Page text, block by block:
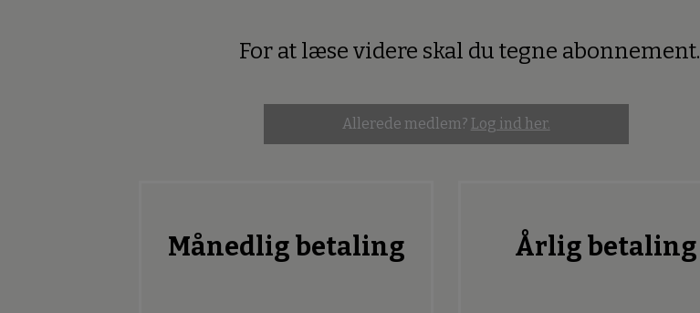
PremiumFor at læse videre skal du tegne abonnement.
Allerede medlem? Log ind her.
Månedlig betaling Årlig betaling